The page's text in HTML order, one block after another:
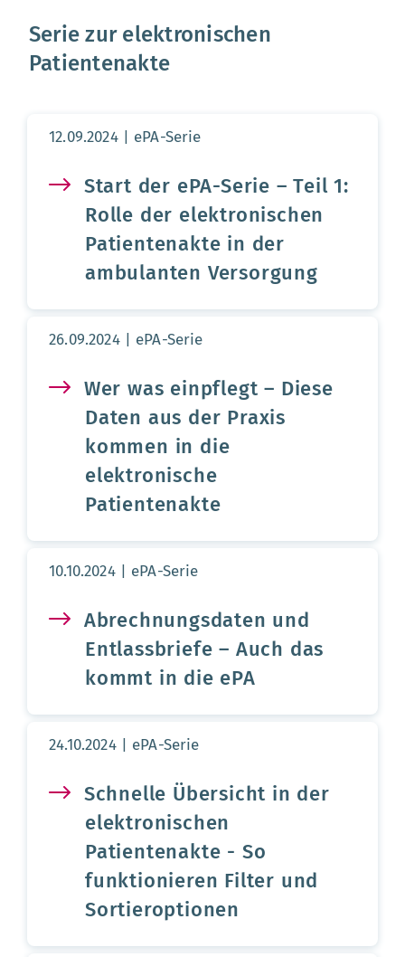
Serie zur elektronischen
Patientenakte
Aktualisierungsdatum:
12.09.2024 ePA-Serie
Start der ePA-Serie – Teil 1:
Rolle der elektronischen
Patientenakte in der
ambulanten Versorgung
Aktualisierungsdatum:
26.09.2024 ePA-Serie
Wer was einpflegt – Diese
Daten aus der Praxis
kommen in die
elektronische
Patientenakte
Aktualisierungsdatum:
10.10.2024 ePA-Serie
Abrechnungsdaten und
Entlassbriefe – Auch das
kommt in die ePA
Aktualisierungsdatum:
24.10.2024 ePA-Serie
Schnelle Übersicht in der
elektronischen
Patientenakte - So
funktionieren Filter und
Sortieroptionen